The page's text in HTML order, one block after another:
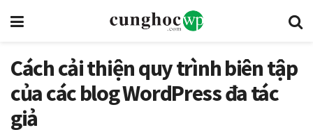
Cách cải thiện quy trình biên tập
của các blog WordPress đa tác
giả